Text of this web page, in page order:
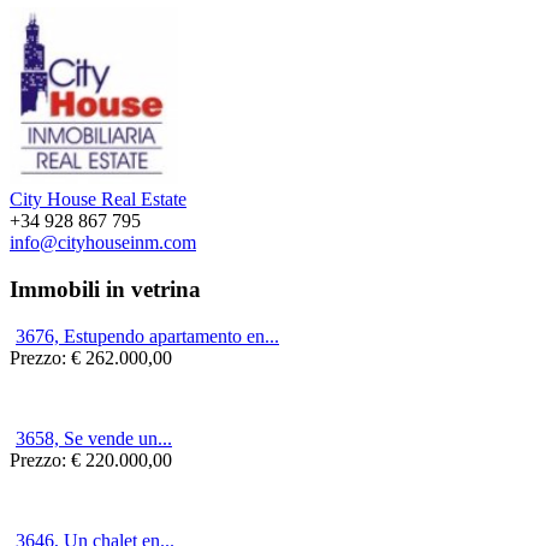
I recommend it to anyone looking for a
serious estate agency. My experience
has been very positive. Well done, keep
it up!...
Buba Srdic
Serbia
City House Real Estate
+34 928 867 795
info@cityhouseinm.com
Immobili in vetrina
3676, Estupendo apartamento en...
Prezzo: € 262.000,00
3658, Se vende un...
Prezzo: € 220.000,00
3646, Un chalet en...